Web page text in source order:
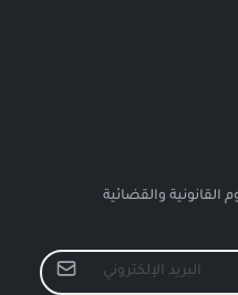
والقضائية